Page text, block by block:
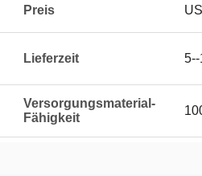
Preis
Lieferzeit
Versorgungsmaterial-
Fähigkeit